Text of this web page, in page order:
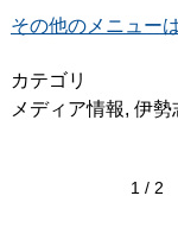
その他のメニュー
カテゴリ
メディア情報, 伊勢
1 / 2